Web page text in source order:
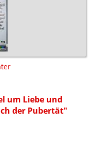
um Liebe und
der Pubertät"